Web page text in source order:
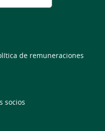
de remuneraciones
socios